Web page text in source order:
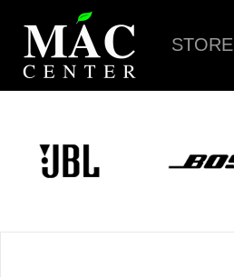
STORE